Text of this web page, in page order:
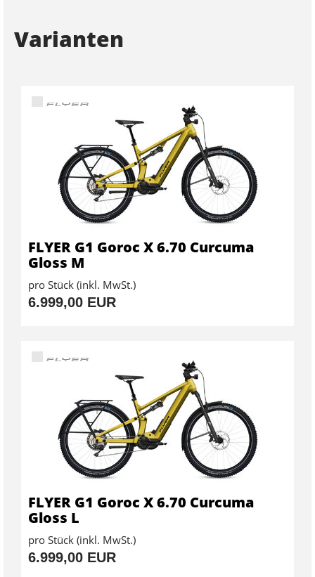
Varianten
FLYER G1 Goroc X 6.70 Curcuma
Gloss M
pro Stück (inkl. MwSt.)
6.999,00 EUR
FLYER G1 Goroc X 6.70 Curcuma
Gloss L
pro Stück (inkl. MwSt.)
6.999,00 EUR